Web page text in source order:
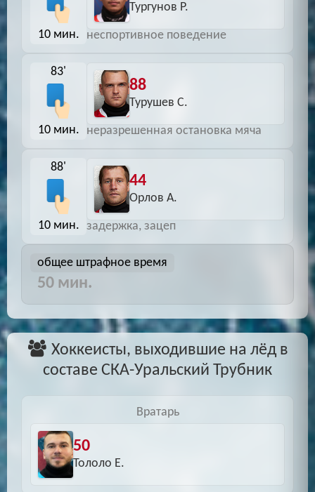
10 мин.
Тургунов Р.
неспортивное поведение
83'
10 мин.
88
Турушев С.
неразрешенная остановка мяча
88'
10 мин.
44
Орлов А.
задержка, зацеп
общее штрафное время
50 мин.
Хоккеисты, выходившие на лёд в
составе СКА-Уральский Трубник
Вратарь
50
Тололо Е.